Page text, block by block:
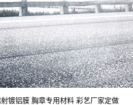
银卡纸
眼膜（纸）
镭射膜
镭射膜
镭射材料
技术知识
镀铝膜 胸章专用材料 彩艺厂家定做